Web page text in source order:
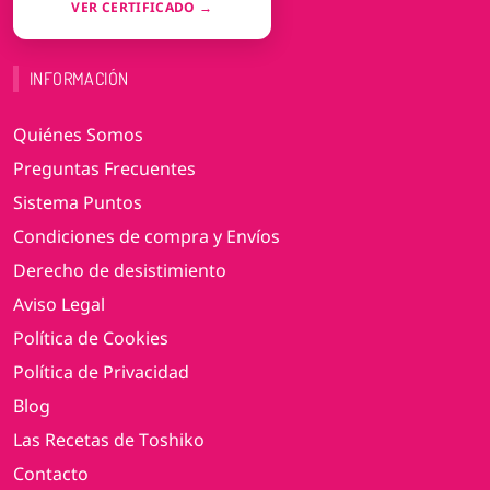
VER CERTIFICADO →
INFORMACIÓN
Quiénes Somos
Preguntas Frecuentes
Sistema Puntos
Condiciones de compra y Envíos
Derecho de desistimiento
Aviso Legal
Política de Cookies
Política de Privacidad
Blog
Las Recetas de Toshiko
Contacto